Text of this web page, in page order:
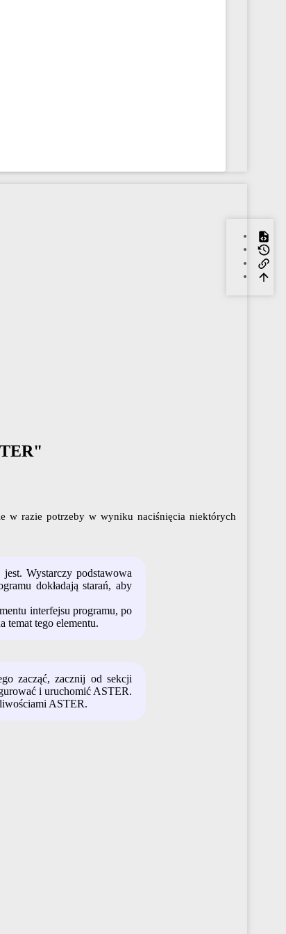
w razie potrzeby w wyniku naciśnięcia niektórych
Wystarczy podstawowa
dokładają starań, aby
interfejsu programu, po
temat tego elementu.
zacząć, zacznij od sekcji
i uruchomić ASTER.
ASTER.